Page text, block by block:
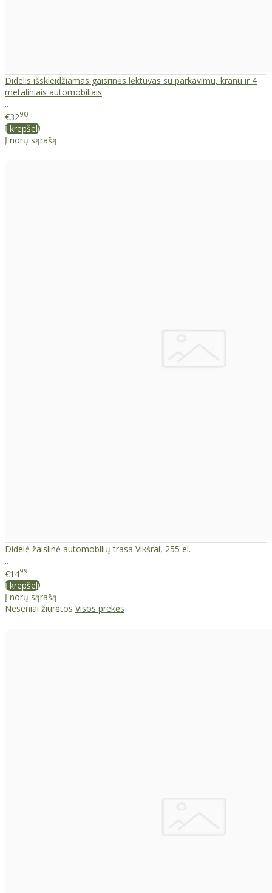
Didelis išskleidžiamas gaisrinės lėktuvas su parkavimu, kranu ir 4
metaliniais automobiliais
..
€3290
Į krepšelį
Į norų sąrašą
Didelė žaislinė automobilių trasa Vikšrai, 255 el.
..
€1499
Į krepšelį
Į norų sąrašą
Neseniai žiūrėtos Visos prekės